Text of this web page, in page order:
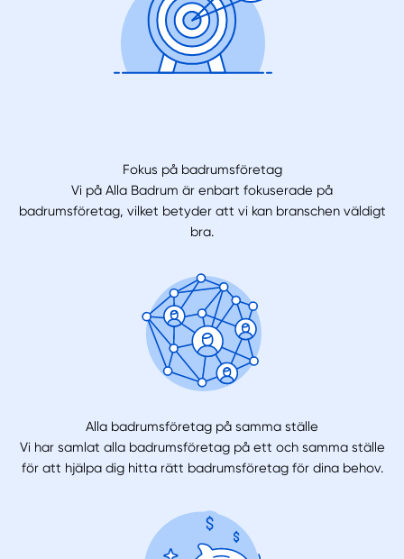
Fokus på badrumsföretag
Vi på Alla Badrum är enbart fokuserade på
badrumsföretag, vilket betyder att vi kan branschen väldigt
bra.
Alla badrumsföretag på samma ställe
Vi har samlat alla badrumsföretag på ett och samma ställe
för att hjälpa dig hitta rätt badrumsföretag för dina behov.